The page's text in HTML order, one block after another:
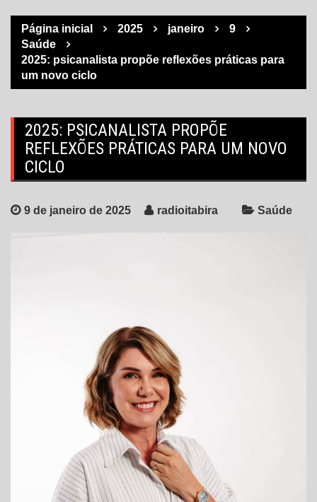
Página inicial 2025 janeiro
9
Saúde
2025: psicanalista propõe reflexões práticas para
um novo ciclo
2025: PSICANALISTA PROPÕE
REFLEXÕES PRÁTICAS PARA UM NOVO
CICLO
9 de janeiro de 2025 radioitabira Saúde